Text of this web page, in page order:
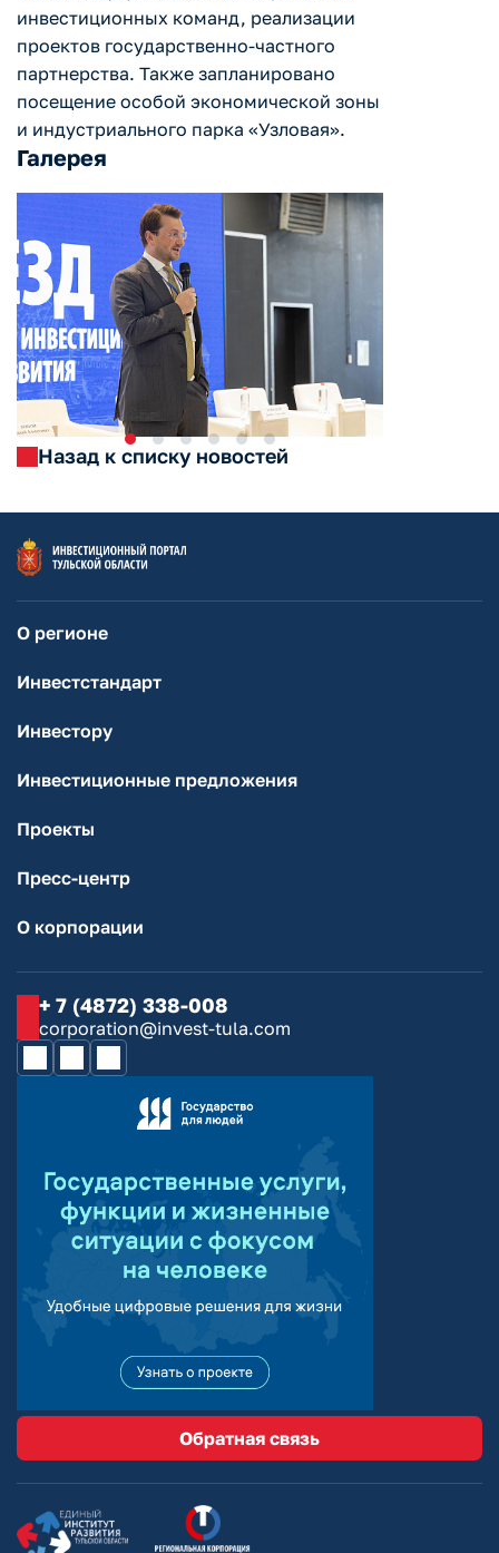
инвестиционных команд, реализации
проектов государственно-частного
партнерства. Также запланировано
посещение особой экономической зоны
и индустриального парка «Узловая».
Галерея
Назад к списку новостей
О регионе
Инвестстандарт
Инвестору
Инвестиционные предложения
Проекты
Пресс-центр
О корпорации
+ 7 (4872) 338-008
corporation@invest-tula.com
Обратная связь